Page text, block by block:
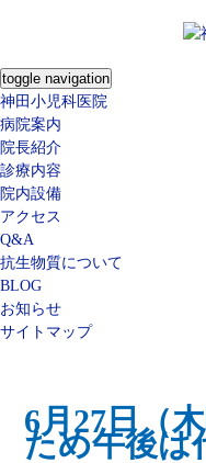
toggle navigation
神田小児科医院
病院案内
院長紹介
診療内容
院内設備
アクセス
Q&A
抗生物質について
BLOG
お知らせ
サイトマップ
6月27日（
ため午後は